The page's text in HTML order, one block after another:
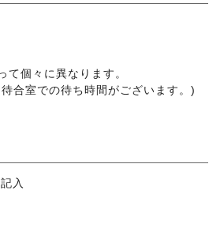
て個々に異なります。
合室での待ち時間がございます。)
入